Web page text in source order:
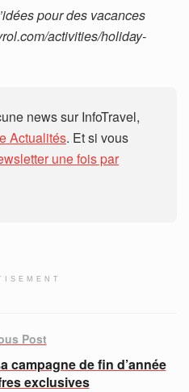
pour des vacances
activities/holiday-
news sur InfoTravel,
Actualités. Et si vous
une fois par
Post
campagne de fin d’année
exclusives